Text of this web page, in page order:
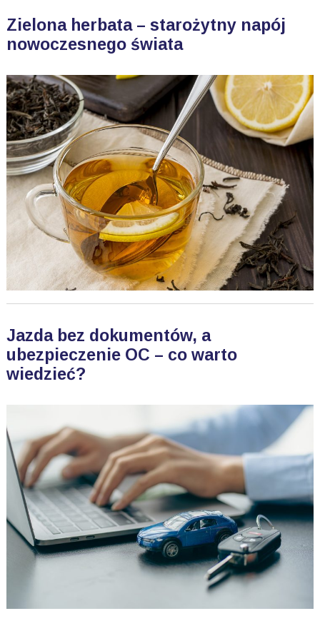
Zielona herbata – starożytny napój
nowoczesnego świata
Jazda bez dokumentów, a
ubezpieczenie OC – co warto
wiedzieć?